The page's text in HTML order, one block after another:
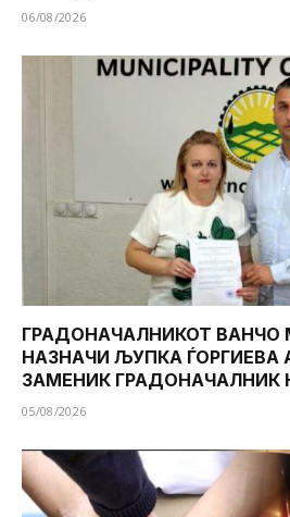
06/08/2026
ГРАДОНАЧАЛНИКОТ ВАНЧО
НАЗНАЧИ ЉУПКА ЃОРГИЕВА
ЗАМЕНИК ГРАДОНАЧАЛНИК
05/08/2026